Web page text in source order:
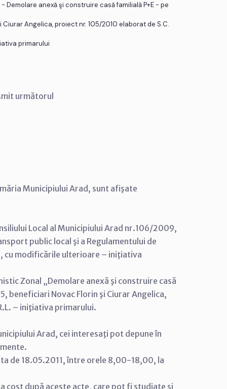
anexă şi construire casă familială P+E - pe
Angelica, proiect nr. 105/2010 elaborat de S.C.
primarului
următorul
Municipiului Arad, sunt afişate
Local al Municipiului Arad nr.106/2009,
public local şi a Regulamentului de
cu modificările ulterioare – iniţiativa
Zonal „Demolare anexă şi construire casă
beneficiari Novac Florin şi Ciurar Angelica,
– iniţiativa primarului.
Arad, cei interesaţi pot depune în
de 18.05.2011, între orele 8,00-18,00, la
cost după aceste acte, care pot fi studiate şi